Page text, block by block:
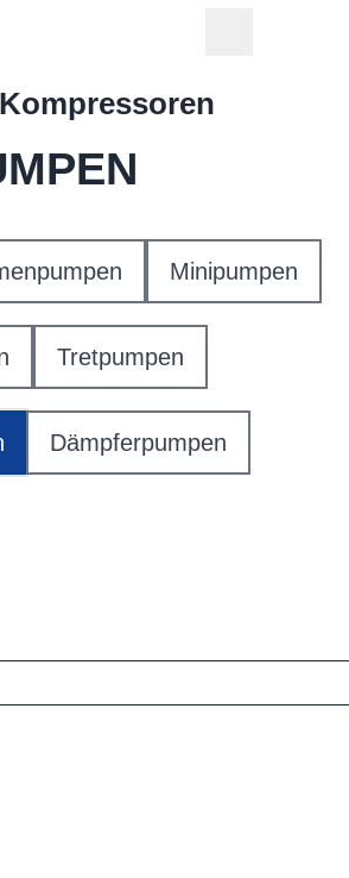
Minipumpen
Tretpumpen
Dämpferpumpen